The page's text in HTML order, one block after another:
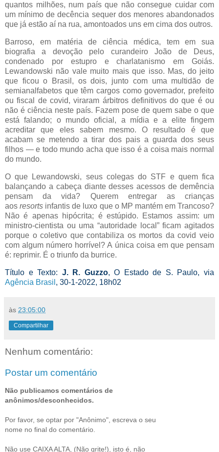
quantos milhões, num país que não consegue cuidar com
um mínimo de decência sequer dos menores abandonados
que já estão aí na rua, amontoados uns em cima dos outros.
Barroso, em matéria de ciência médica, tem em sua
biografia a devoção pelo curandeiro João de Deus,
condenado por estupro e charlatanismo em Goiás.
Lewandowski não vale muito mais que isso. Mas, do jeito
que ficou o Brasil, os dois, junto com uma multidão de
semianalfabetos que têm cargos como governador, prefeito
ou fiscal de covid, viraram árbitros definitivos do que é ou
não é ciência neste país. Fazem pose de quem sabe o que
está falando; o mundo oficial, a mídia e a elite fingem
acreditar que eles sabem mesmo. O resultado é que
acabam se metendo a tirar dos pais a guarda dos seus
filhos — e todo mundo acha que isso é a coisa mais normal
do mundo.
O que Lewandowski, seus colegas do STF e quem fica
balançando a cabeça diante desses acessos de demência
pensam da vida? Querem entregar as crianças
aosresorts infantis de luxo que o MP mantém em Trancoso?
Não é apenas hipócrita; é estúpido. Estamos assim: um
ministro-cientista ou uma “autoridade local” ficam agitados
porque o coletivo que contabiliza os mortos da covid veio
com algum número horrível? A única coisa em que pensam
é: reprimir. É o triunfo da burrice.
Título e Texto: J. R. Guzzo, O Estado de S. Paulo, via
Agência Brasil , 30-1-2022, 18h02
às 23:05:00
Compartilhar
Nenhum comentário:
Postar um comentário
Não publicamos comentários de
anônimos/desconhecidos.
Por favor, se optar por "Anônimo", escreva o seu
nome no final do comentário.
Não use CAIXA ALTA, (Não grite!), isto é, não